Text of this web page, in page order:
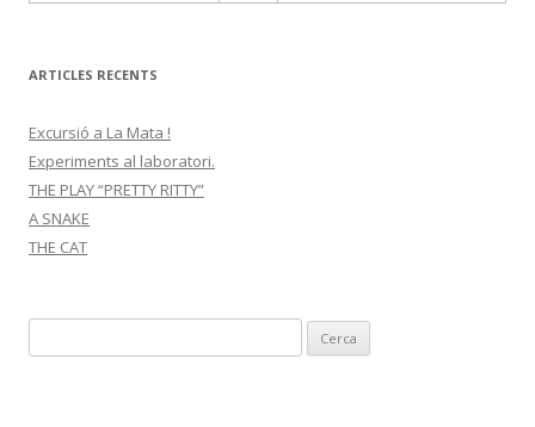
ARTICLES RECENTS
Excursió a La Mata !
Experiments al laboratori.
THE PLAY “PRETTY RITTY”
A SNAKE
THE CAT
e